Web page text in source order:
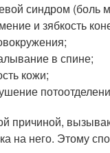
синдром (боль
и зябкость
в спине;
кожи;
причиной,
на него. Этому